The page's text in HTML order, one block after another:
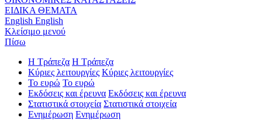
ΕΙΔΙΚΑ ΘΕΜΑΤΑ
English English
Κλείσιμο μενού
Πίσω
Η Τράπεζα Η Τράπεζα
Κύριες λειτουργίες Κύριες λειτουργίες
Το ευρώ Το ευρώ
Εκδόσεις και έρευνα Εκδόσεις και έρευνα
Στατιστικά στοιχεία Στατιστικά στοιχεία
Ενημέρωση Ενημέρωση